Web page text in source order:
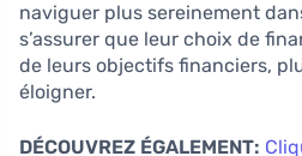
naviguer plus sereinement
s’assurer que leur choix de
de leurs objectifs financiers,
éloigner.
DÉCOUVREZ ÉGALEMENT: